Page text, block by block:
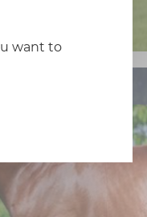
want to